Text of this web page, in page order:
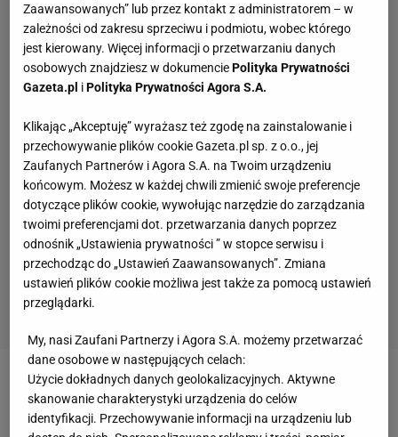
Zobacz wideoIle Robert Lewandowski zarobi, jeśli
przejdzie do Barcelony?
Zaawansowanych” lub przez kontakt z administratorem – w
zależności od zakresu sprzeciwu i podmiotu, wobec którego
jest kierowany. Więcej informacji o przetwarzaniu danych
osobowych znajdziesz w dokumenciePolityka Prywatności
Gazeta.pl iPolityka Prywatności Agora S.A.
Klikając „Akceptuję” wyrażasz też zgodę na zainstalowanie i
przechowywanie plików cookie Gazeta.pl sp. z o.o., jej
Zaufanych Partnerów i Agora S.A. na Twoim urządzeniu
końcowym. Możesz w każdej chwili zmienić swoje preferencje
dotyczące plików cookie, wywołując narzędzie do zarządzania
twoimi preferencjami dot. przetwarzania danych poprzez
odnośnik „Ustawienia prywatności ” w stopce serwisu i
przechodząc do „Ustawień Zaawansowanych”. Zmiana
ustawień plików cookie możliwa jest także za pomocą ustawień
przeglądarki.
My, nasi Zaufani Partnerzy i Agora S.A. możemy przetwarzać
dane osobowe w następujących celach:
Użycie dokładnych danych geolokalizacyjnych. Aktywne
skanowanie charakterystyki urządzenia do celów
identyfikacji. Przechowywanie informacji na urządzeniu lub